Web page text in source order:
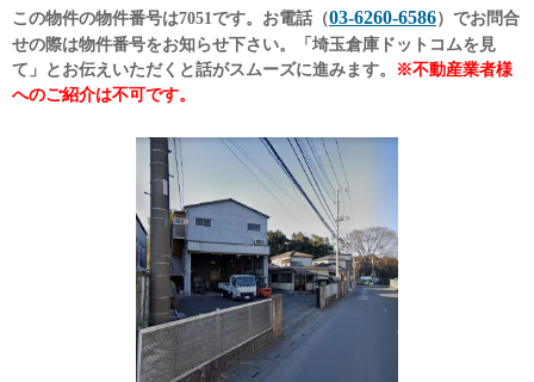
この物件の物件番号は7051です。お電話（03-6260-6586）でお問合
せの際は物件番号をお知らせ下さい。「埼玉倉庫ドットコムを見
て」とお伝えいただくと話がスムーズに進みます。
※不動産業者様
へのご紹介は不可です。